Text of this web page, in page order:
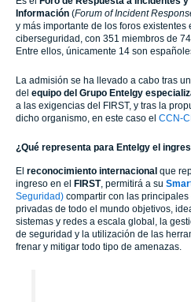
Información (Forum of Incident
y más importante de los foros
ciberseguridad, con 351 miembros de
Entre ellos, únicamente 14 son
La admisión se ha llevado a cabo tras
del equipo del Grupo Entelgy
a las exigencias del FIRST, y tras la
dicho organismo, en este caso el CCN-
¿Qué representa para Entelgy el
El reconocimiento internacional que
ingreso en el FIRST, permitirá a su
Seguridad) compartir con las
privadas de todo el mundo objetivos,
sistemas y redes a escala global, la
de seguridad y la utilización de las
frenar y mitigar todo tipo de amenazas.